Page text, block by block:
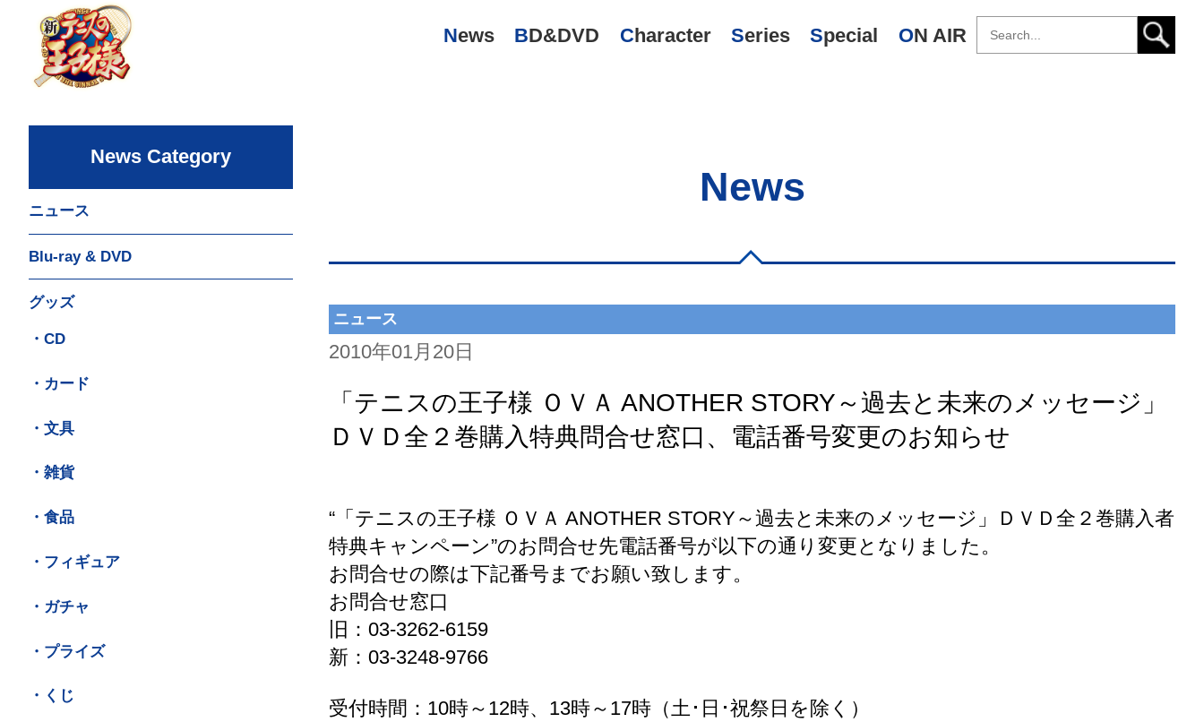
News BD&DVD Character Series Special ON AIR
News
ニュース
2010年01月20日
「テニスの王子様 ＯＶＡ ANOTHER STORY～過去と未来のメッセージ」
ＤＶＤ全２巻購入特典問合せ窓口、電話番号変更のお知らせ
“「テニスの王子様 ＯＶＡ ANOTHER STORY～過去と未来のメッセージ」ＤＶＤ全２巻購入者
特典キャンペーン”のお問合せ先電話番号が以下の通り変更となりました。
お問合せの際は下記番号までお願い致します。
お問合せ窓口
旧：03-3262-6159
新：03-3248-9766
受付時間：10時～12時、13時～17時（土･日･祝祭日を除く）
News Category
ニュース
Blu-ray & DVD
グッズ
・CD
・カード
・文具
・雑貨
・食品
・フィギュア
・ガチャ
・プライズ
・くじ